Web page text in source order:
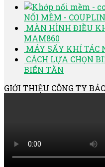
NỐI MỀM -
MÀN HÌNH ĐIỀU
MAM860
MÁY SẤY KHÍ TÁC
CÁCH LỰA CHỌN
BIẾN TẦN
GIỚI THIỆU CÔNG TY